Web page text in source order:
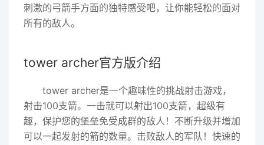
刺激的弓箭手方面的独特感受吧，让你能轻松的面对
所有的敌人。
tower archer官方版介绍
tower archer是一个趣味性的挑战射击游戏，
射击100支箭。一击就可以射出100支箭，超级有
趣，保护您的堡垒免受成群的敌人！不断升级并增加
可以一起发射的箭的数量。击败敌人的军队！快速的